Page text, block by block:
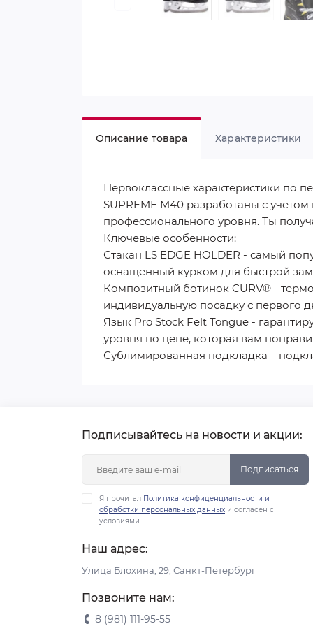
Описание товара Характеристики
Первоклассные характеристики по
SUPREME M40 разработаны с
профессионального уровня. Ты
Ключевые особенности:
Стакан LS EDGE HOLDER - самый
оснащенный курком для быстрой
Композитный ботинок CURV® -
индивидуальную посадку с первого
Язык Pro Stock Felt Tongue -
уровня по цене, которая вам
Сублимированная подкладка –
Подписывайтесь на новости и акции:
Подписаться
Я прочитал Политика конфиденциальности и
обработки персональных данных и согласен с
условиями
Наш адрес:
Улица Блохина, 29, Санкт-Петербург
Позвоните нам:
8 (981) 111-95-55